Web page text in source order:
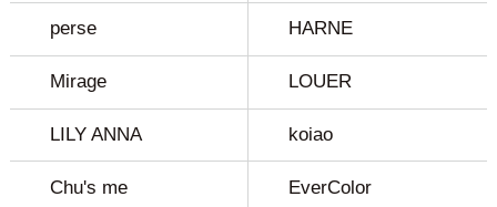
perse HARNE
Mirage LOUER
LILY ANNA koiao
Chu's me EverColor